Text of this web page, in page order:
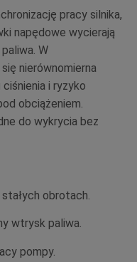
pracy silnika,
napędowe wycierają
W
nierównomierna
i ryzyko
obciążeniem.
do wykrycia bez
obrotach.
wtrysk paliwa.
pompy.